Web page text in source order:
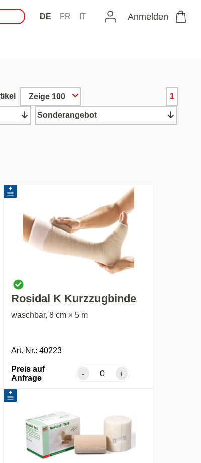
DE FR IT Anmelden
Zeige 100 1
Sonderangebot
Rosidal K Kurzzugbinde
waschbar, 8 cm × 5 m
Art. Nr.: 40223
Preis auf
Anfrage
- +